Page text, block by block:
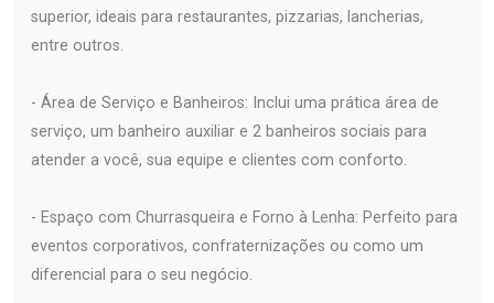
superior, ideais para restaurantes, pizzarias, lancherias,
entre outros.
- Área de Serviço e Banheiros: Inclui uma prática área de
serviço, um banheiro auxiliar e 2 banheiros sociais para
atender a você, sua equipe e clientes com conforto.
- Espaço com Churrasqueira e Forno à Lenha: Perfeito para
eventos corporativos, confraternizações ou como um
diferencial para o seu negócio.